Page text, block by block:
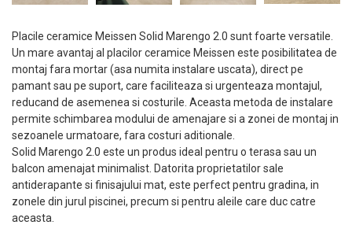
Placile ceramice Meissen Solid Marengo 2.0 sunt foarte versatile.
Un mare avantaj al placilor ceramice Meissen este posibilitatea de
montaj fara mortar (asa numita instalare uscata), direct pe
pamant sau pe suport, care faciliteaza si urgenteaza montajul,
reducand de asemenea si costurile. Aceasta metoda de instalare
permite schimbarea modului de amenajare si a zonei de montaj in
sezoanele urmatoare, fara costuri aditionale.
Solid Marengo 2.0 este un produs ideal pentru o terasa sau un
balcon amenajat minimalist. Datorita proprietatilor sale
antiderapante si finisajului mat, este perfect pentru gradina, in
zonele din jurul piscinei, precum si pentru aleile care duc catre
aceasta.